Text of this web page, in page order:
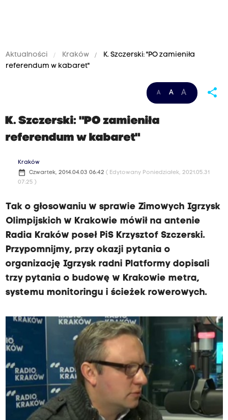
Aktualności Kraków
K. Szczerski: "PO zamieniła
referendum w kabaret"
A A A share
K. Szczerski: "PO zamieniła
referendum w kabaret"
Kraków
date_range Czwartek, 2014.04.03 06:42 ( Edytowany Poniedziałek, 2021.05.31
07:25 )
Tak o głosowaniu w sprawie Zimowych Igrzysk
Olimpijskich w Krakowie mówił na antenie
Radia Kraków poseł PiS Krzysztof Szczerski.
Przypomnijmy, przy okazji pytania o
organizację Igrzysk radni Platformy dopisali
trzy pytania o budowę w Krakowie metra,
systemu monitoringu i ścieżek rowerowych.